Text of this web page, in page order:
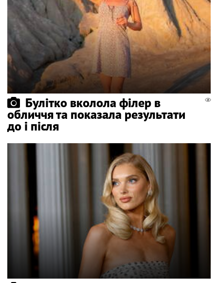
Булітко вколола філер в
обличчя та показала результати
до і після